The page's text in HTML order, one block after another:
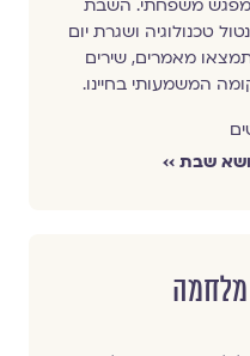
משפחתי. השבת
טכנולוגיה ושגרת יום
מאמרים, שירים
המשמעותי בחיינו.
שבת ››
מלחמה